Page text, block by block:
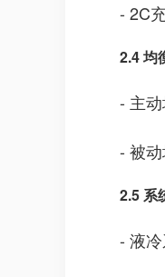
- 2C
2.4 均
- 主
- 被
2.5 系
- 液